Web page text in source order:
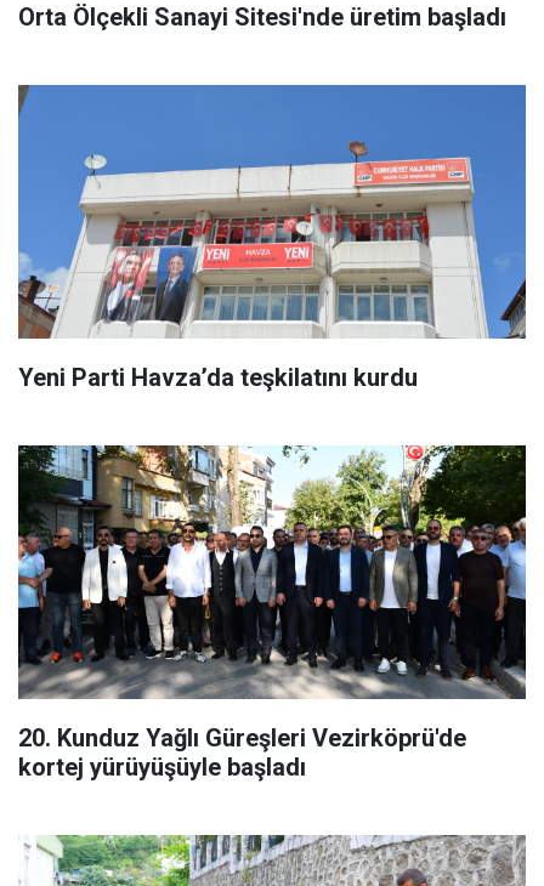
Orta Ölçekli Sanayi Sitesi'nde üretim başladı
Yeni Parti Havza’da teşkilatını kurdu
20. Kunduz Yağlı Güreşleri Vezirköprü'de
kortej yürüyüşüyle başladı